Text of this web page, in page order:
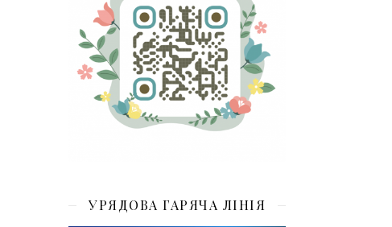
УРЯДОВА ГАРЯЧА ЛІНІЯ